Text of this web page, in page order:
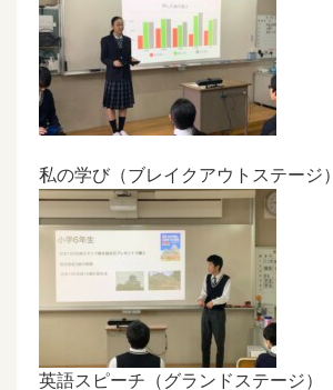
私の学び（ブレイクアウトステージ）
英語スピーチ（グランドステージ）